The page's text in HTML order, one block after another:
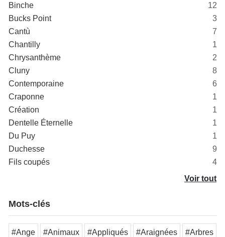
Binche
12
Bucks Point
3
Cantù
7
Chantilly
1
Chrysanthème
2
Cluny
8
Contemporaine
6
Craponne
1
Création
1
Dentelle Éternelle
1
Du Puy
1
Duchesse
9
Fils coupés
4
Voir tout
Mots-clés
#Ange #Animaux #Appliqués #Araignées #Arbres